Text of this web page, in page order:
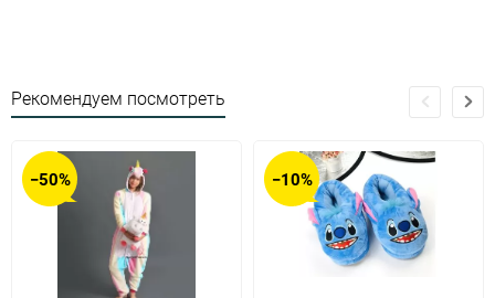
Рекомендуем посмотреть
−50% −10%